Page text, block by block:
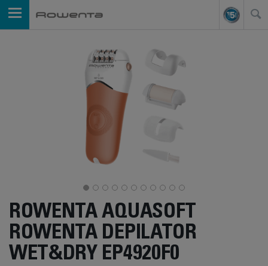
ROWENTA AQUASOFT
ROWENTA DEPILATOR
WET&DRY EP4920F0